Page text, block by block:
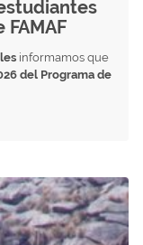
informamos que
del Programa de